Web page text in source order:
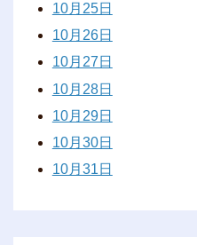
10月25日
10月26日
10月27日
10月28日
10月29日
10月30日
10月31日